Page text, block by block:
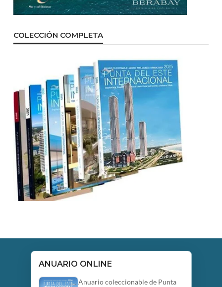
COLECCIÓN COMPLETA
ANUARIO ONLINE
Anuario coleccionable de Punta